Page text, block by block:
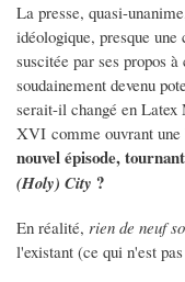
La presse, quasi-
idéologique, presque
suscitée par ses propos
soudainement devenu
serait-il changé en
XVI comme ouvrant
nouvel épisode,
(Holy) City ?
En réalité, rien de neuf
l'existant (ce qui n'est